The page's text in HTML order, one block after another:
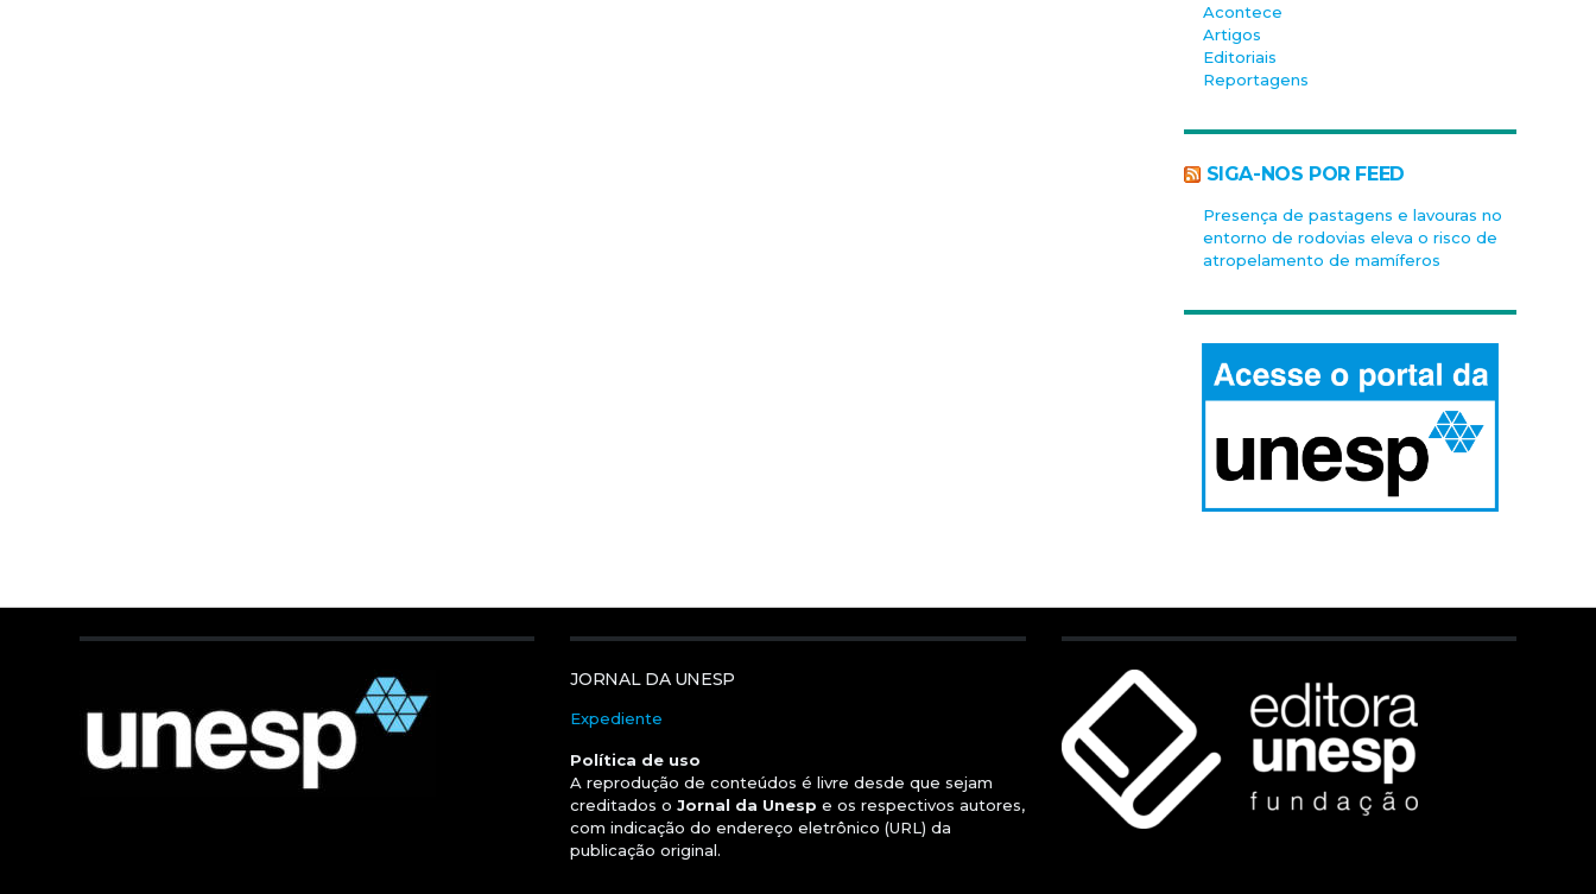
Acontece
Artigos
Editoriais
Reportagens
SIGA-NOS POR FEED
Presença de pastagens e lavouras no
entorno de rodovias eleva o risco de
atropelamento de mamíferos
JORNAL DA UNESP
Expediente
Política de uso
A reprodução de conteúdos é livre desde que sejam
creditados oJornal da Unesp e os respectivos autores,
com indicação do endereço eletrônico (URL) da
publicação original.